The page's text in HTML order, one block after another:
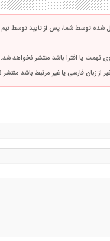
شده توسط شما، پس از تایید توسط
تهمت یا افترا باشد منتشر نخواهد شد.
از زبان فارسی یا غیر مرتبط باشد